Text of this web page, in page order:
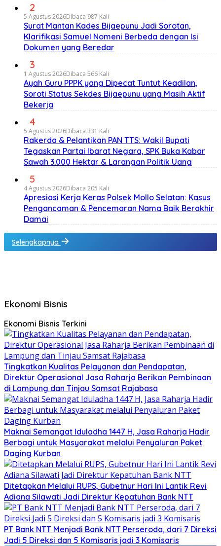
2
5 Agustus 2026Dibaca 987 Kali
Surat Mantan Kades Bijaepunu Jadi Sorotan,
Klarifikasi Samuel Nomeni Berbeda dengan Isi
Dokumen yang Beredar
3
1 Agustus 2026Dibaca 566 Kali
Ayah Guru PPPK yang Dipecat Tuntut Keadilan,
Soroti Status Sekdes Bijaepunu yang Masih Aktif
Bekerja
4
5 Agustus 2026Dibaca 331 Kali
Rakerda & Pelantikan PAN TTS: Wakil Bupati
Tegaskan Partai Ibarat Negara, SPK Buka Kabar
Sawah 3.000 Hektar & Larangan Politik Uang
5
4 Agustus 2026Dibaca 205 Kali
Apresiasi Kerja Keras Polsek Mollo Selatan: Kasus
Pengancaman & Pencemaran Nama Baik Berakhir
Damai
Selengkapnya
Ekonomi Bisnis
Ekonomi Bisnis Terkini
Tingkatkan Kualitas Pelayanan dan Pendapatan,
Direktur Operasional Jasa Raharja Berikan Pembinaan
di Lampung dan Tinjau Samsat Rajabasa
Maknai Semangat Iduladha 1447 H, Jasa Raharja Hadir
Berbagi untuk Masyarakat melalui Penyaluran Paket
Daging Kurban
Ditetapkan Melalui RUPS, Gubetnur Hari Ini Lantik Revi
Adiana Silawati Jadi Direktur Kepatuhan Bank NTT
PT Bank NTT Menjadi Bank NTT Perseroda, dari 7 Direksi
Jadi 5 Direksi dan 5 Komisaris jadi 3 Komisaris